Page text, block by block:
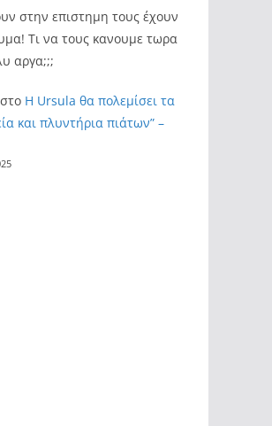
στην επιστημη τους έχουν
Τι να τους κανουμε τωρα
αργα;;;
στο Η Ursula θα πολεμίσει τα
και πλυντήρια πιάτων” –